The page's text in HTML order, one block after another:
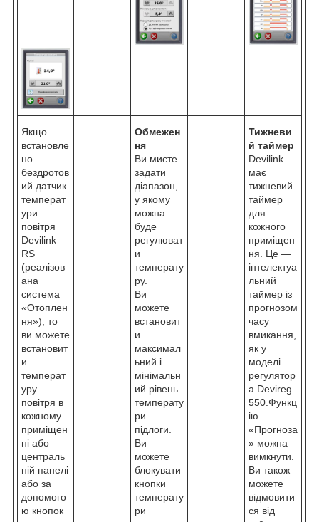
Якщо
встановле
но
бездротов
ий датчик
температ
ури
повітря
Devilink
RS
(реалізов
ана
система
«Отоплен
ня»), то
ви можете
встановит
и
температ
уру
повітря в
кожному
приміщен
ні або
централь
ній панелі
або за
допомого
ю кнопок
Обмежен
ня
Ви миєте
задати
діапазон,
у якому
можна
буде
регулюват
и
температу
ру.
Ви
можете
встановит
и
максимал
ьний і
мінімальн
ий рівень
температу
ри
підлоги.
Ви
можете
блокувати
кнопки
температу
ри
Тижневи
й таймер
Devilink
має
тижневий
таймер
для
кожного
приміщен
ня. Це —
інтелектуа
льний
таймер із
прогнозом
часу
вмикання,
як у
моделі
регулятор
а Devireg
550.Функц
ію
«Прогноза
» можна
вимкнути.
Ви також
можете
відмовити
ся від